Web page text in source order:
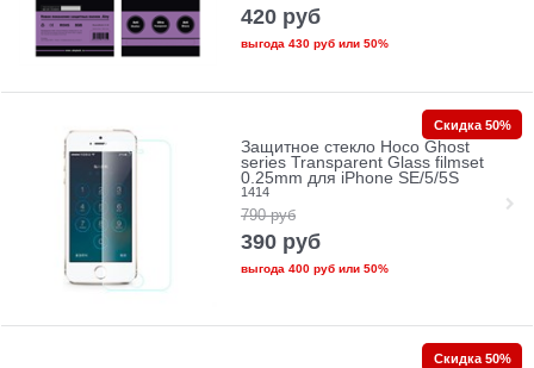
420 руб
выгода 430 рубили 50%
Защитное стекло Hoco Ghost
series Transparent Glass filmset
0.25mm для iPhone SE/5/5S
1414
790 руб
390 руб
выгода 400 рубили 50%
Скидка 50%
Скидка 50%